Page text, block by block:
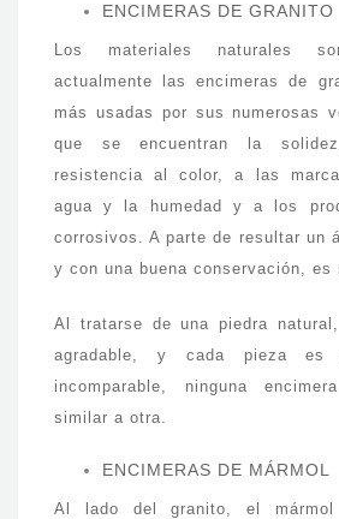
ENCIMERAS DE GRANITO
Los materiales naturales
actualmente las encimeras de
más usadas por sus numerosas
que se encuentran la
resistencia al color, a las
agua y la humedad y a los
corrosivos. A parte de resultar un
y con una buena conservación, es
Al tratarse de una piedra
agradable, y cada pieza es
incomparable, ninguna
similar a otra.
ENCIMERAS DE MÁRMOL
Al lado del granito, el